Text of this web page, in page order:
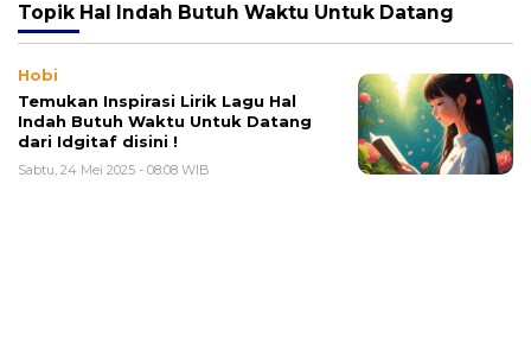
Topik Hal Indah Butuh Waktu Untuk Datang
Hobi
Temukan Inspirasi Lirik Lagu Hal
Indah Butuh Waktu Untuk Datang
dari Idgitaf disini !
Sabtu, 24 Mei 2025 - 08:08 WIB